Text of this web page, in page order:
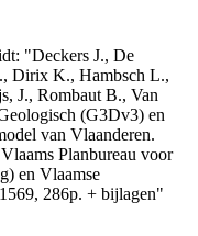
"Deckers J., De
Dirix K., Hambsch L.,
J., Rombaut B., Van
(G3Dv3) en
van Vlaanderen.
Planbureau voor
en Vlaamse
286p. + bijlagen"